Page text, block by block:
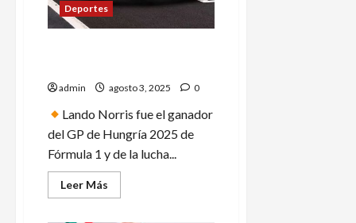
provocan
y
Deportes
admin agosto 3, 2025 0
Lando Norris fue el ganador
del GP de Hungría 2025 de
Fórmula 1 y de la lucha...
Leer Más
más